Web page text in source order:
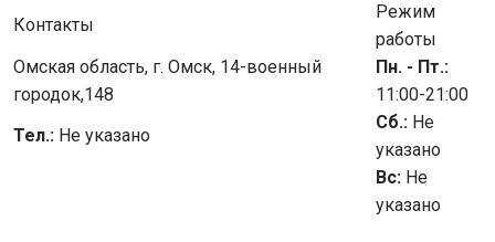
Контакты
Режим
работы
Омская область, г. Омск, 14-военный
городок,148
Пн. - Пт.:
11:00-21:00
Тел.: Не указано
Сб.: Не
указано
Вс: Не
указано